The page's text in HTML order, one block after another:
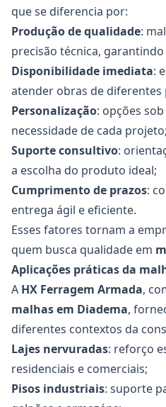
que se diferencia por:
Produção de qualidade:
precisão técnica,
Disponibilidade imediata:
atender obras de diferentes
Personalização: opções
necessidade de cada projeto;
Suporte consultivo:
a escolha do produto ideal;
Cumprimento de prazos:
entrega ágil e eficiente.
Esses fatores tornam a
quem busca qualidade em
Aplicações práticas da
A HX Ferragem Armada,
malhasem Diadema,
diferentes contextos da
Lajes nervuradas: reforço
residenciais e comerciais;
Pisos industriais: suporte